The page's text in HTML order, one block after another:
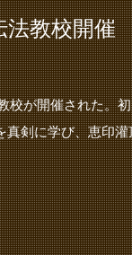
法教校開催
校が開催された。初
真剣に学び、恵印灌